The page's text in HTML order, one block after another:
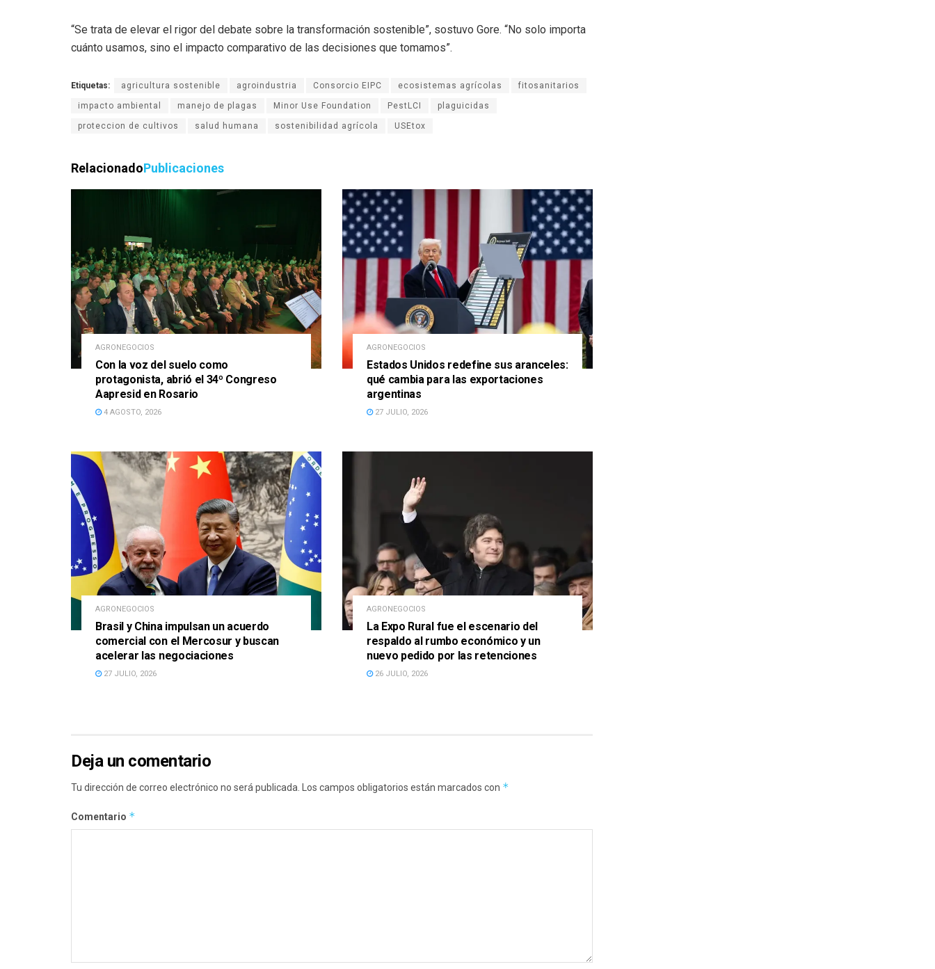
“Se trata de elevar el rigor del debate sobre la transformación sostenible”, sostuvo Gore. “No solo importa
cuánto usamos, sino el impacto comparativo de las decisiones que tomamos”.
Etiquetas: agricultura sostenible agroindustria Consorcio EIPC ecosistemas agrícolas fitosanitarios
impacto ambiental manejo de plagas Minor Use Foundation PestLCI plaguicidas
proteccion de cultivos salud humana sostenibilidad agrícola USEtox
RelacionadoPublicaciones
AGRONEGOCIOS
Con la voz del suelo como
protagonista, abrió el 34º Congreso
Aapresid en Rosario
4 AGOSTO, 2026
AGRONEGOCIOS
Estados Unidos redefine sus aranceles:
qué cambia para las exportaciones
argentinas
27 JULIO, 2026
AGRONEGOCIOS
Brasil y China impulsan un acuerdo
comercial con el Mercosur y buscan
acelerar las negociaciones
27 JULIO, 2026
AGRONEGOCIOS
La Expo Rural fue el escenario del
respaldo al rumbo económico y un
nuevo pedido por las retenciones
26 JULIO, 2026
Deja un comentario
Tu dirección de correo electrónico no será publicada. Los campos obligatorios están marcados con *
Comentario *